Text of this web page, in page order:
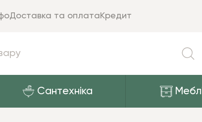
Сантехніка
Доставка та оплатаКредит